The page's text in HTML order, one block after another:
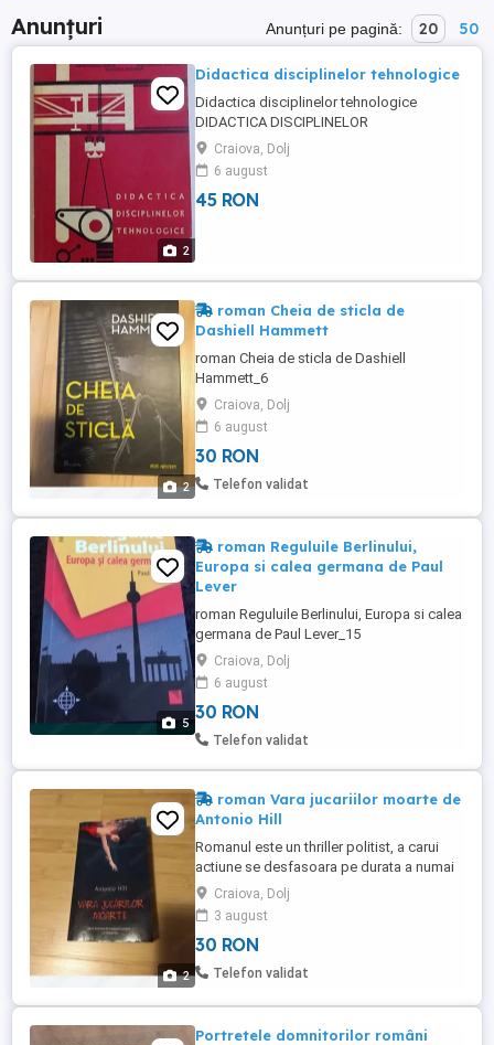
Anunțuri Anunțuri pe pagină: 20 50
2
Didactica disciplinelor tehnologice
Didactica disciplinelor tehnologice
DIDACTICA DISCIPLINELOR
TEHNOLOGICE - CAIET METODIC de
EUGENIA BALASA ..ELENA ILIE , 1981
EDITATA DE INSPECTORATUL SCOLAR ,
CASA CORPULUI DIDACTIC , 237 PAG 45
Craiova, Dolj
6 august
45 RON
2
roman Cheia de sticla de
Dashiell Hammett
roman Cheia de sticla de Dashiell
Hammett_6
Craiova, Dolj
6 august
30 RON
Telefon validat
5
roman Reguluile Berlinului,
Europa si calea germana de Paul
Lever
roman Reguluile Berlinului, Europa si calea
germana de Paul Lever_15
Craiova, Dolj
6 august
30 RON
Telefon validat
2
roman Vara jucariilor moarte de
Antonio Hill
Romanul este un thriller politist, a carui
actiune se desfasoara pe durata a numai
cinci zile, in atmosfera apasatoare a unei
veri calduroase din Barcelona.
Protagonistul sau, inspectorul Hector
Salgado, are de rezolvat un caz aparent
simplu, sinuciderea unui tanar. Dar intriga
Craiova, Dolj
3 august
30 RON
Telefon validat
Portretele domnitorilor români